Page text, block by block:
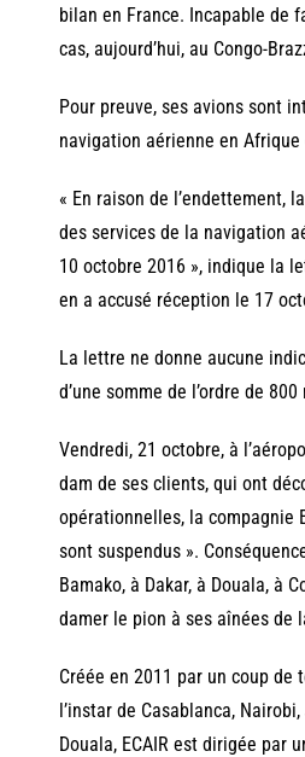
bilan en France. Incapable de
cas, aujourd’hui, au Congo-
Pour preuve, ses avions sont
navigation aérienne en
« En raison de l’endettement,
des services de la navigation
10 octobre 2016 », indique la
en a accusé réception le 17
La lettre ne donne aucune
d’une somme de l’ordre de
Vendredi, 21 octobre, à
dam de ses clients, qui ont
opérationnelles, la compagnie
sont suspendus ».
Bamako, à Dakar, à Douala, à
damer le pion à ses aînées de
Créée en 2011 par un coup
l’instar de Casablanca,
Douala, ECAIR est dirigée par